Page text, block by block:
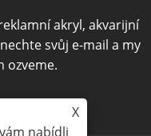
akryl, akvarijní
svůj e-mail a my
ozveme.
X
nabídli